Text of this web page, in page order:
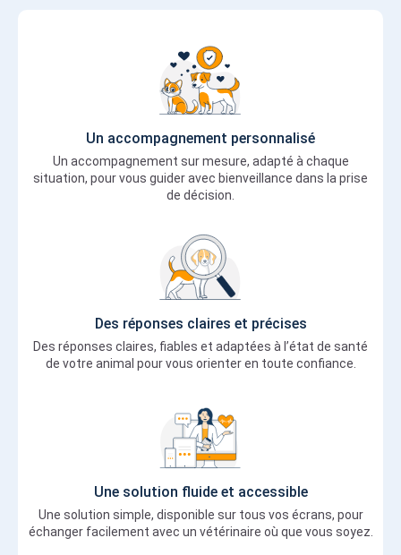
Un accompagnement personnalisé
Un accompagnement sur mesure, adapté à chaque
situation, pour vous guider avec bienveillance dans la prise
de décision.
Des réponses claires et précises
Des réponses claires, fiables et adaptées à l’état de santé
de votre animal pour vous orienter en toute confiance.
Une solution fluide et accessible
Une solution simple, disponible sur tous vos écrans, pour
échanger facilement avec un vétérinaire où que vous soyez.